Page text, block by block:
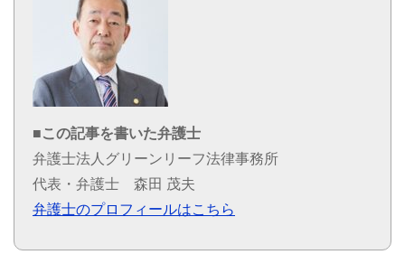
■この記事を書いた弁護士
弁護士法人グリーンリーフ法律事務所
代表・弁護士 森田 茂夫
弁護士のプロフィールはこちら